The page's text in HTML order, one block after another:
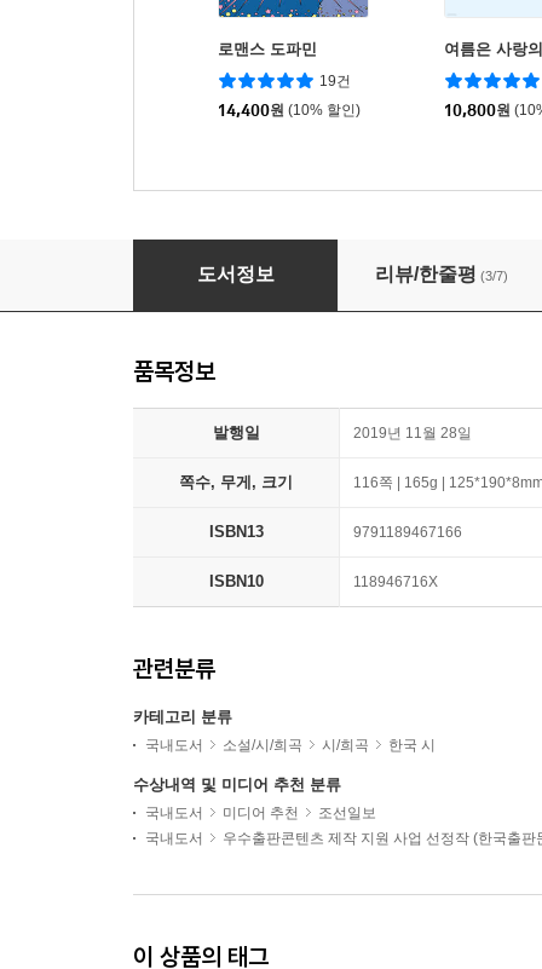
로맨스 도파민
19건
14,400원 (10% 할인)
여름은 사랑
10,800원
한 줄도 너를 잊지 못했다
도서정보 리뷰/한줄평 (3/7)
품목정보
발행일 2019년 11월 28일
쪽수, 무게, 크기 116쪽 | 165g |
ISBN13 9791189467166
ISBN10 118946716X
관련분류
카테고리 분류
국내도서 소설/시/희곡 시/희곡 한국 시
수상내역 및 미디어 추천 분류
국내도서 미디어 추천
조선일보
국내도서
우수출판콘텐츠 제작 지원 사업 선정작 (한국출판
이 상품의 태그